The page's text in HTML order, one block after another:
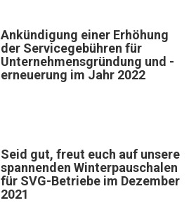
Ankündigung einer Erhöhung
der Servicegebühren für
Unternehmensgründung und -
erneuerung im Jahr 2022
Seid gut, freut euch auf unsere
spannenden Winterpauschalen
für SVG-Betriebe im Dezember
2021